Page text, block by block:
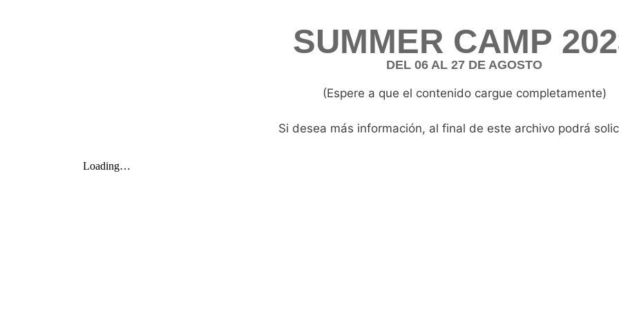
SUMMER CAMP
DEL 06 AL 27 DE AGOSTO
(Espere a que el contenido cargue completamente)
Si desea más información, al final de este archivo podrá